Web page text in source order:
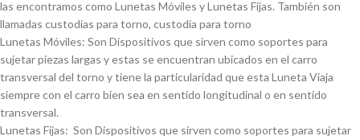
las encontramos como Lunetas Móviles y Lunetas Fijas. También son
llamadas custodias para torno, custodia para torno
Lunetas Móviles: Son Dispositivos que sirven como soportes para
sujetar piezas largas y estas se encuentran ubicados en el carro
transversal del torno y tiene la particularidad que esta Luneta Viaja
siempre con el carro bien sea en sentido longitudinal o en sentido
transversal.
Lunetas Fijas: Son Dispositivos que sirven como soportes para sujetar